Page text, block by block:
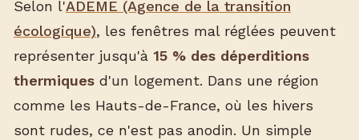
Selon l'ADEME (Agence de la transition
écologique), les fenêtres mal réglées peuvent
représenter jusqu'à 15 % des déperditions
thermiques d'un logement. Dans une région
comme les Hauts-de-France, où les hivers
sont rudes, ce n'est pas anodin. Un simple